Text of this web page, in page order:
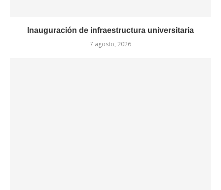
Inauguración de infraestructura universitaria
7 agosto, 2026